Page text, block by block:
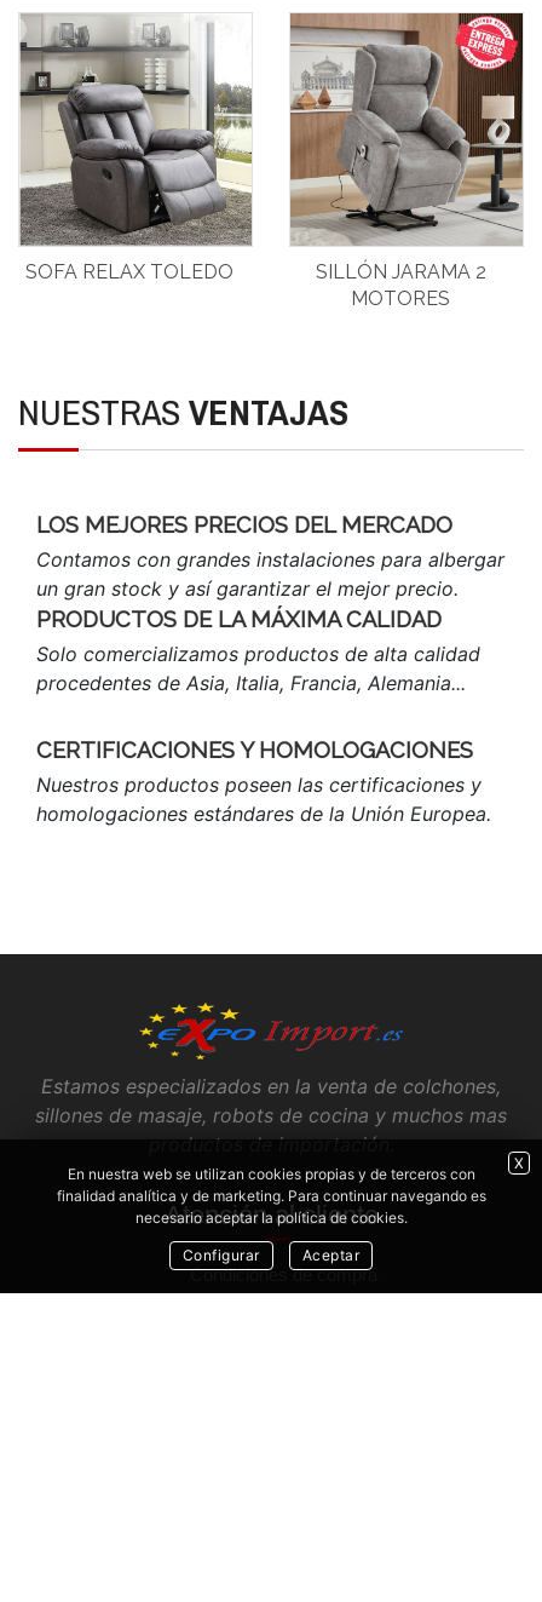
SOFA RELAX TOLEDO
SILLÓN JARAMA 2
MOTORES
NUESTRAS VENTAJAS
LOS MEJORES PRECIOS DEL MERCADO
Contamos con grandes instalaciones para albergar
un gran stock y así garantizar el mejor precio.
PRODUCTOS DE LA MÁXIMA CALIDAD
Solo comercializamos productos de alta calidad
procedentes de Asia, Italia, Francia, Alemania...
CERTIFICACIONES Y HOMOLOGACIONES
Nuestros productos poseen las certificaciones y
homologaciones estándares de la Unión Europea.
Estamos especializados en la venta de colchones,
sillones de masaje, robots de cocina y muchos mas
productos de importación.
Atención al cliente
Condiciones de compra
X
En nuestra web se utilizan cookies propias y de terceros con
finalidad analítica y de marketing. Para continuar navegando es
necesario aceptar la política de cookies.
Configurar Aceptar